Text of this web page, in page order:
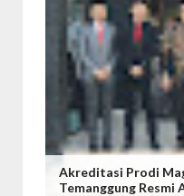
Akreditasi Prodi
Temanggung Resmi